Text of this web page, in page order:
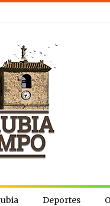
Deportes